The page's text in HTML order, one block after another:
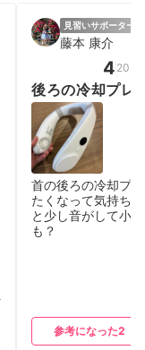
見習いサポーター
藤本 康介
4
後ろの冷却プレ
持ちいい
首の後ろの冷却プ
たくなって気持ち
と少し音がして小
も？
参考になった2